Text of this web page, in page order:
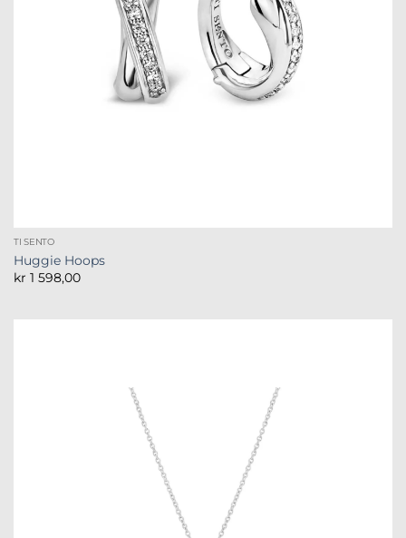
TI SENTO
Huggie Hoops
kr 1 598,00